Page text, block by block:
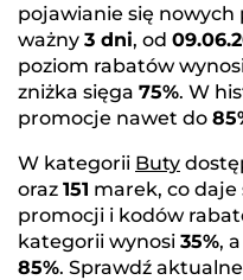
pojawianie się nowych
ważny 3 dni, od
poziom rabatów
zniżka sięga 75%. W
promocje nawet do
W kategorii Buty
oraz 151 marek, co
promocji i kodów
kategorii wynosi 35%,
85%. Sprawdź